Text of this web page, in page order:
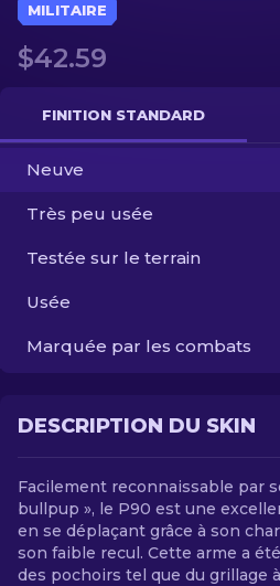
Gants
Autre
MILITAIRE
$42.59
FINITION STANDARD
Neuve
Très peu usée
Testée sur le terrain
Usée
Marquée par les combats
DESCRIPTION DU SKIN
Facilement reconnaissable par
bullpup », le P90 est une
en se déplaçant grâce à son
son faible recul. Cette arme a
des pochoirs tel que du grillage